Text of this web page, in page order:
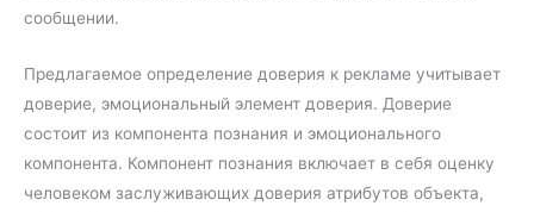
сообщении.
Предлагаемое определение доверия к рекламе учитывает
доверие, эмоциональный элемент доверия. Доверие
состоит из компонента познания и эмоционального
компонента. Компонент познания включает в себя оценку
человеком заслуживающих доверия атрибутов объекта,